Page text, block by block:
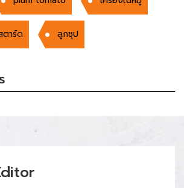
ตาร์ด ลูกชุป